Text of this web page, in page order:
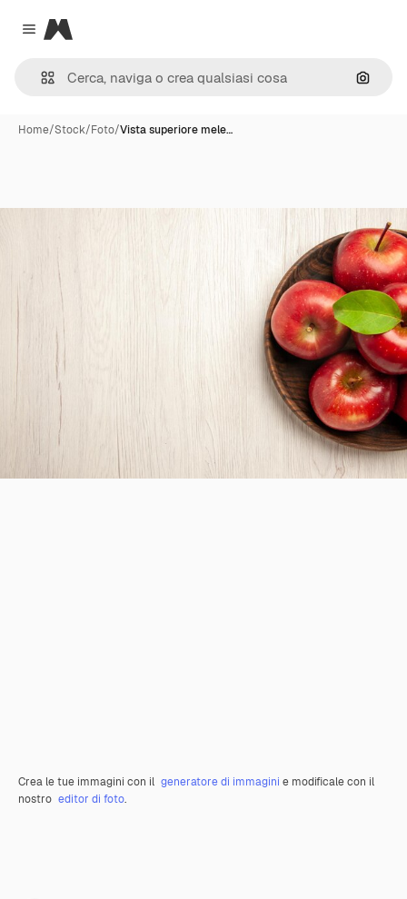
Close menu
Magnific
Cerca
Home/Stock/Foto/Vista superiore mele…
Crea le tue immagini con il generatore di immagini e modificale con il
nostro editor di foto.